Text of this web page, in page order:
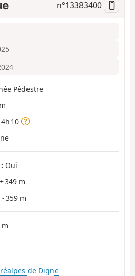
n°13383400
Pédestre
4h 10
Oui
+ 349 m
- 359 m
m
de Digne